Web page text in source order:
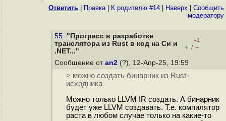
Ответить Правка| К родителю #14 Наверх
Cообщить
модератору
55. "Прогресс в разработке
транслятора из Rust в код на Cи и
.NET..."
–1
+ / –
Сообщение от an2 (?), 12-Апр-25, 19:59
> можно создать бинарник из Rust-
исходника
Можно только LLVM IR создать. А бинарник
будет уже LLVM создавать. Т.е. компилятор
раста в любом случае только на какие-то